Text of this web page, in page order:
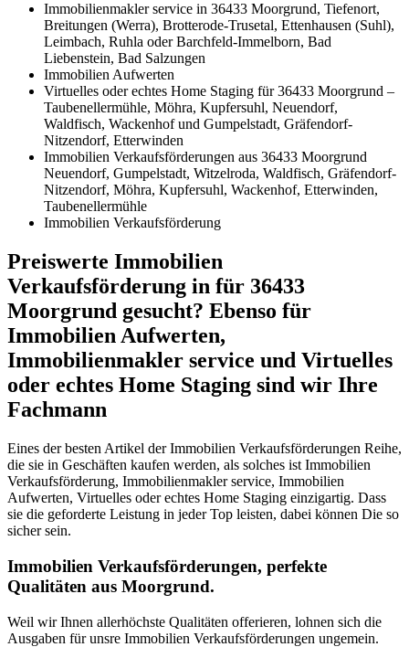
Immobilienmakler service in 36433 Moorgrund, Tiefenort,
Breitungen (Werra), Brotterode-Trusetal, Ettenhausen (Suhl),
Leimbach, Ruhla oder Barchfeld-Immelborn, Bad
Liebenstein, Bad Salzungen
Immobilien Aufwerten
Virtuelles oder echtes Home Staging für 36433 Moorgrund –
Taubenellermühle, Möhra, Kupfersuhl, Neuendorf,
Waldfisch, Wackenhof und Gumpelstadt, Gräfendorf-
Nitzendorf, Etterwinden
Immobilien Verkaufsförderungen aus 36433 Moorgrund
Neuendorf, Gumpelstadt, Witzelroda, Waldfisch, Gräfendorf-
Nitzendorf, Möhra, Kupfersuhl, Wackenhof, Etterwinden,
Taubenellermühle
Immobilien Verkaufsförderung
Preiswerte Immobilien
Verkaufsförderung in für 36433
Moorgrund gesucht? Ebenso für
Immobilien Aufwerten,
Immobilienmakler service und Virtuelles
oder echtes Home Staging sind wir Ihre
Fachmann
Eines der besten Artikel der Immobilien Verkaufsförderungen Reihe,
die sie in Geschäften kaufen werden, als solches ist Immobilien
Verkaufsförderung, Immobilienmakler service, Immobilien
Aufwerten, Virtuelles oder echtes Home Staging einzigartig. Dass
sie die geforderte Leistung in jeder Top leisten, dabei können Die so
sicher sein.
Immobilien Verkaufsförderungen, perfekte
Qualitäten aus Moorgrund.
Weil wir Ihnen allerhöchste Qualitäten offerieren, lohnen sich die
Ausgaben für unsre Immobilien Verkaufsförderungen ungemein.